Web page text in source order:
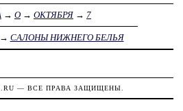
→ О → ОКТЯБРЯ → 7
САЛОНЫ НИЖНЕГО БЕЛЬЯ
— ВСЕ ПРАВА ЗАЩИЩЕНЫ.